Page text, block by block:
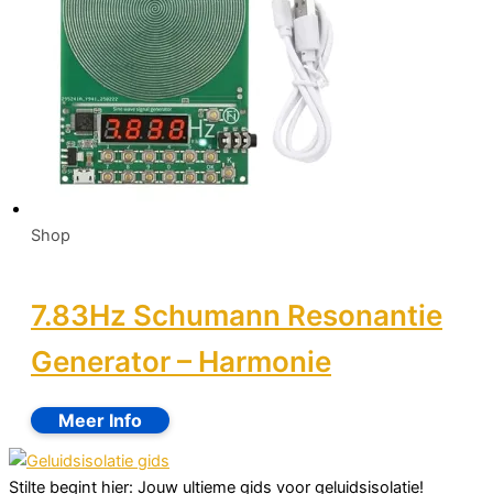
Shop
7.83Hz Schumann Resonantie
Generator – Harmonie
Stilte begint hier: Jouw ultieme gids voor geluidsisolatie!